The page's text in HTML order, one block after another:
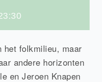
het folkmilieu, maar
andere horizonten
en Jeroen Knapen